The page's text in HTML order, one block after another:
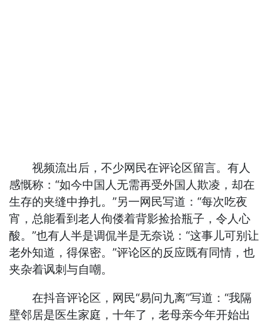
视频流出后，不少网民在评论区留言。有人
感慨称：“如今中国人无需再受外国人欺凌，却在
生存的夹缝中挣扎。”另一网民写道：“每次吃夜
宵，总能看到老人佝偻着背影捡拾瓶子，令人心
酸。”也有人半是调侃半是无奈说：“这事儿可别让
老外知道，得保密。”评论区的反应既有同情，也
夹杂着讽刺与自嘲。
在抖音评论区，网民“易问九离”写道：“我隔
壁邻居是医生家庭，十年了，老母亲今年开始出